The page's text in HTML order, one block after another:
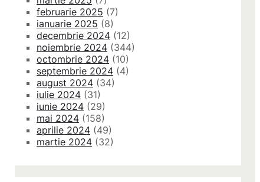
februarie 2025 (7)
ianuarie 2025 (8)
decembrie 2024 (12)
noiembrie 2024 (344)
octombrie 2024 (10)
septembrie 2024 (4)
august 2024 (34)
iulie 2024 (31)
iunie 2024 (29)
mai 2024 (158)
aprilie 2024 (49)
martie 2024 (32)